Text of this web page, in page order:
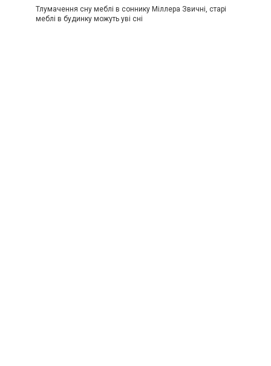
Тлумачення сну меблі в соннику Міллера Звичні, старі
меблі в будинку можуть уві сні